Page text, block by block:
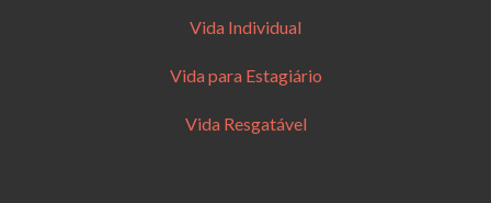
Vida Individual
Vida para Estagiário
Vida Resgatável